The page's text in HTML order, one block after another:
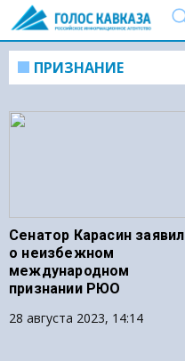
ПРИЗНАНИЕ
Сенатор Карасин заявил
о неизбежном
международном
признании РЮО
28 августа 2023, 14:14